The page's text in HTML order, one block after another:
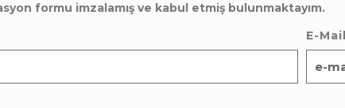
formu imzalamış ve kabul etmiş bulunmaktayım.
E-